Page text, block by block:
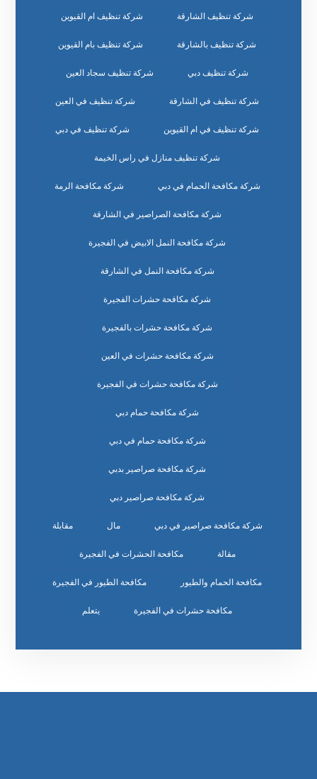
شركة تنظيف الشارقة شركة تنظيف ام القيوين
شركة تنظيف بالشارقة شركة تنظيف بام القيوين
شركة تنظيف دبي شركة تنظيف سجاد العين
شركة تنظيف في الشارقة شركة تنظيف في العين
شركة تنظيف في ام القيوين شركة تنظيف في دبي
شركة تنظيف منازل في راس الخيمة
شركة مكافحة الحمام في دبي شركة مكافحة الرمة
شركة مكافحة الصراصير في الشارقة
شركة مكافحة النمل الابيض في الفجيرة
شركة مكافحة النمل في الشارقة
شركة مكافحة حشرات الفجيرة
شركة مكافحة حشرات بالفجيرة
شركة مكافحة حشرات في العين
شركة مكافحة حشرات في الفجيرة
شركة مكافحة حمام دبي
شركة مكافحة حمام في دبي
شركة مكافحة صراصير بدبي
شركة مكافحة صراصير دبي
شركة مكافحة صراصير في دبي مال مقابلة
مقالة مكافحة الحشرات في الفجيرة
مكافحة الحمام والطيور مكافحة الطيور في الفجيرة
مكافحة حشرات في الفجيرة يتعلم